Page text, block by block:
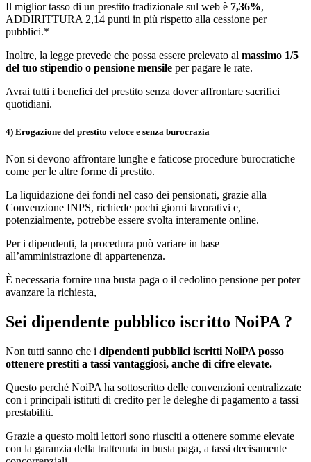
Il miglior tasso di un prestito tradizionale sul web è 7,36%,
ADDIRITTURA 2,14 punti in più rispetto alla cessione per
pubblici.*
Inoltre, la legge prevede che possa essere prelevato al massimo 1/5
del tuo stipendio o pensione mensile per pagare le rate.
Avrai tutti i benefici del prestito senza dover affrontare sacrifici
quotidiani.
4) Erogazione del prestito veloce e senza burocrazia
Non si devono affrontare lunghe e faticose procedure burocratiche
come per le altre forme di prestito.
La liquidazione dei fondi nel caso dei pensionati, grazie alla
Convenzione INPS, richiede pochi giorni lavorativi e,
potenzialmente, potrebbe essere svolta interamente online.
Per i dipendenti, la procedura può variare in base
all’amministrazione di appartenenza.
È necessaria fornire una busta paga o il cedolino pensione per poter
avanzare la richiesta,
Sei dipendente pubblico iscritto NoiPA ?
Non tutti sanno che i dipendenti pubblici iscritti NoiPA posso
ottenere prestiti a tassi vantaggiosi, anche di cifre elevate.
Questo perché NoiPA ha sottoscritto delle convenzioni centralizzate
con i principali istituti di credito per le deleghe di pagamento a tassi
prestabiliti.
Grazie a questo molti lettori sono riusciti a ottenere somme elevate
con la garanzia della trattenuta in busta paga, a tassi decisamente